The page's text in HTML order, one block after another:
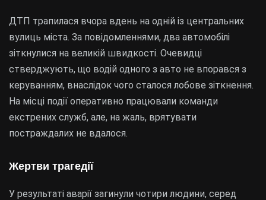
ДТП трапилася вчора вдень на одній із центральних
вулиць міста. За повідомленнями, два автомобілі
зіткнулися на великій швидкості. Очевидці
стверджують, що водій одного з авто не впорався з
керуванням, внаслідок чого сталося лобове зіткнення.
На місці події оперативно працювали команди
екстрених служб, але, на жаль, врятувати
постраждалих не вдалося.
Жертви трагедії
У результаті аварії загинули чотири людини, серед